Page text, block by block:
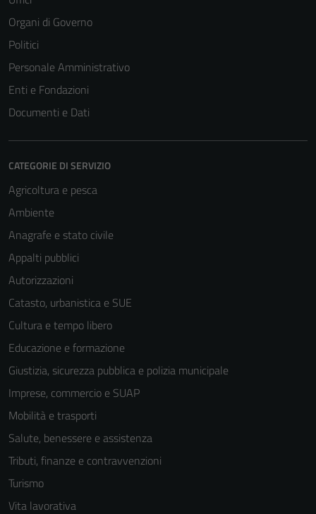
Organi di Governo
Politici
Personale Amministrativo
Enti e Fondazioni
Documenti e Dati
CATEGORIE DI SERVIZIO
Agricoltura e pesca
Ambiente
Anagrafe e stato civile
Appalti pubblici
Autorizzazioni
Catasto, urbanistica e SUE
Cultura e tempo libero
Educazione e formazione
Giustizia, sicurezza pubblica e polizia municipale
Imprese, commercio e SUAP
Mobilità e trasporti
Salute, benessere e assistenza
Tributi, finanze e contravvenzioni
Turismo
Vita lavorativa
possono